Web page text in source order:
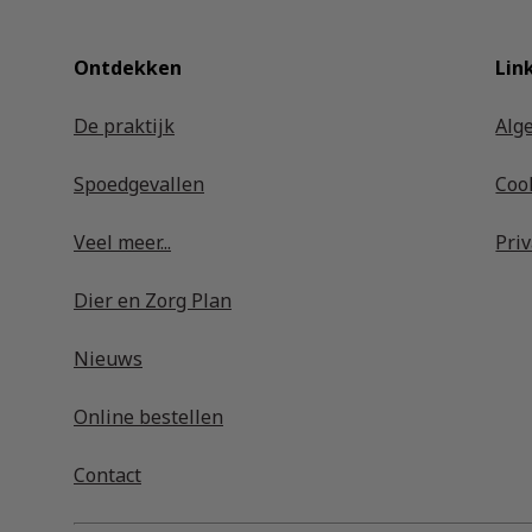
Ontdekken
De praktijk
Spoedgevallen
Veel meer...
Dier en Zorg Plan
Nieuws
Online bestellen
Contact